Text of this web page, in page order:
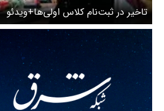
تاخیر در ثبت‌نام کلاس اولی‌ها+ویدئو